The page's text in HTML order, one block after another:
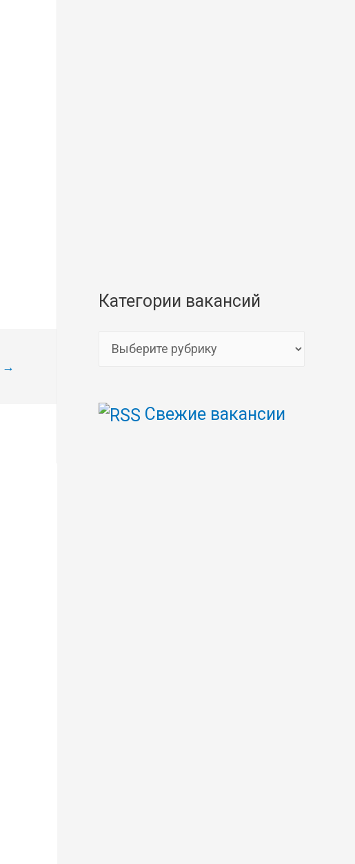
→
Категории вакансий
е
Свежие вакансии